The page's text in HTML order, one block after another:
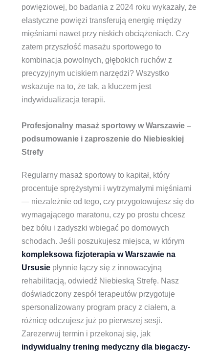
powięziowej, bo badania z 2024 roku wykazały, że
elastyczne powięzi transferują energię między
mięśniami nawet przy niskich obciążeniach. Czy
zatem przyszłość masażu sportowego to
kombinacja powolnych, głębokich ruchów z
precyzyjnym uciskiem narzędzi? Wszystko
wskazuje na to, że tak, a kluczem jest
indywidualizacja terapii.
Profesjonalny masaż sportowy w Warszawie –
podsumowanie i zaproszenie do Niebieskiej
Strefy
Regularny masaż sportowy to kapitał, który
procentuje sprężystymi i wytrzymałymi mięśniami
— niezależnie od tego, czy przygotowujesz się do
wymagającego maratonu, czy po prostu chcesz
bez bólu i zadyszki wbiegać po domowych
schodach. Jeśli poszukujesz miejsca, w którym
kompleksowa fizjoterapia w Warszawie na
Ursusie płynnie łączy się z innowacyjną
rehabilitacją, odwiedź Niebieską Strefę. Nasz
doświadczony zespół terapeutów przygotuje
spersonalizowany program pracy z ciałem, a
różnicę odczujesz już po pierwszej sesji.
Zarezerwuj termin i przekonaj się, jak
indywidualny trening medyczny dla biegaczy-